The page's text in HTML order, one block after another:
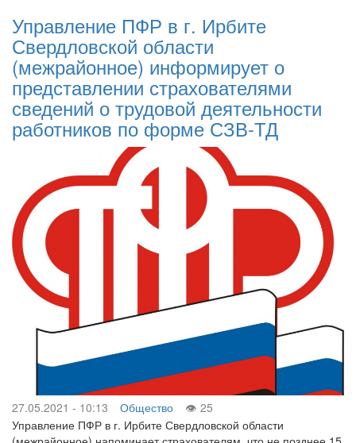
Управление ПФР в г. Ирбите
Свердловской области
(межрайонное) информирует о
представлении страхователями
сведений о трудовой деятельности
работников по форме СЗВ-ТД
27.05.2021 - 10:13 Общество
25
Управление ПФР в г. Ирбите Свердловской области